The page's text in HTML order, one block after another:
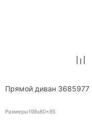
Прямой диван 3685977
Размеры198x80x85